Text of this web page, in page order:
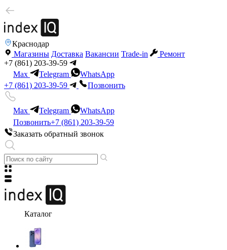
Краснодар
Магазины Доставка Вакансии Trade-in
Ремонт
+7 (861) 203-39-59
Max
Telegram
WhatsApp
+7 (861) 203-39-59
Позвонить
Max Telegram
WhatsApp
Позвонить+7 (861) 203-39-59
Заказать обратный звонок
Каталог